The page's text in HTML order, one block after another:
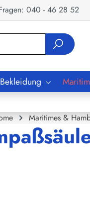
040 - 46 28 52
Maritimes &